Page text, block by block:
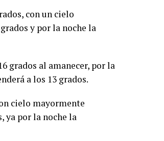
con un cielo
y por la noche la
grados al amanecer, por la
a los 13 grados.
cielo mayormente
ya por la noche la